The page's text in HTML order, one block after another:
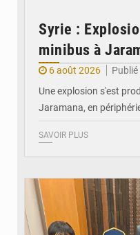
Syrie :
minibus à
6 août 2026
Une explosion s'est
Jaramana, en
SAVOIR PLUS